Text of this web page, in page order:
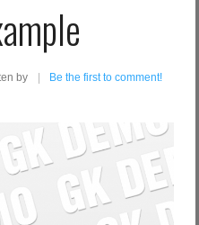
by Be the first to comment!